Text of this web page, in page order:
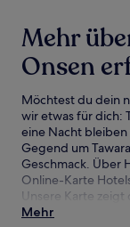
einen
Aufenthalt
mit
1 Übernachtung
2 Erwachsenen
gefunden
wurde.
Preise
und
Verfügbarkeiten
sich
Mehr
Onsen
Möchtest du dein
wir etwas für dich:
eine Nacht
Gegend um
Geschmack. Über
Online-Karte
Unsere Karte zeigt
Onsen, damit du
Mehr